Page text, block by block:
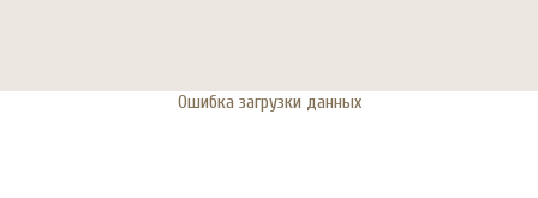
Ошибка загрузки данных